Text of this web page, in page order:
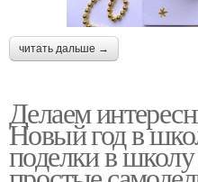
читать дальше →
Делаем
Новый год в
поделки в